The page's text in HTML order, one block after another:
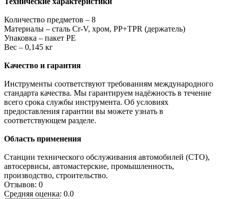
Количество предметов – 8
Материалы – сталь Cr-V, хром, PP+TPR (держатель)
Упаковка – пакет PE
Вес – 0,145 кг
Качество и гарантия
Инструменты соответствуют требованиям международного
стандарта качества. Мы гарантируем надёжность в течение
всего срока службы инструмента. Об условиях
предоставления гарантии вы можете узнать в
соответствующем разделе.
Область применения
Станции технического обслуживания автомобилей (СТО),
автосервисы, автомастерские, промышленность,
производство, строительство.
Отзывов: 0
Средняя оценка: 0.0